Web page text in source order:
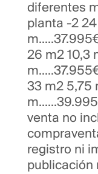
diferentes
planta -2
26 m2 10,3
33 m2 5,75
venta no
registro ni
publicación